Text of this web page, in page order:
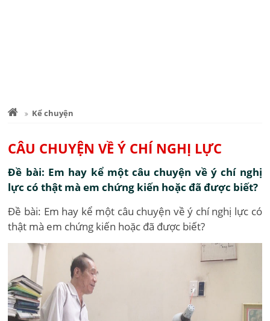
Kể chuyện
CÂU CHUYỆN VỀ Ý CHÍ NGHỊ LỰC
Đề bài: Em hay kể một câu chuyện về ý chí nghị
lực có thật mà em chứng kiến hoặc đã được biết?
Đề bài: Em hay kể một câu chuyện về ý chí nghị lực có
thật mà em chứng kiến hoặc đã được biết?